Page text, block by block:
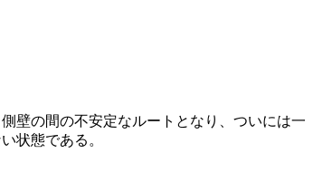
壁の間の不安定なルートとなり、ついには一
状態である。